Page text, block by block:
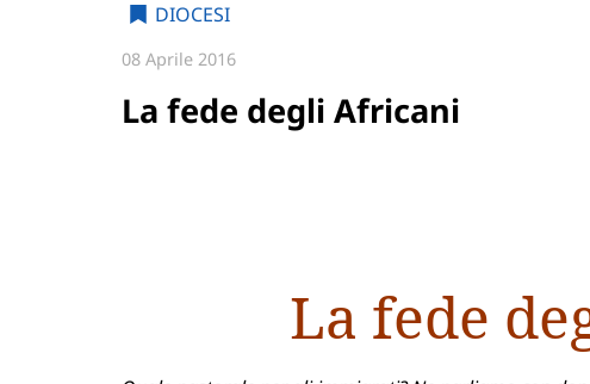
DIOCESI
08 Aprile 2016
La fede degli Africani
La fede